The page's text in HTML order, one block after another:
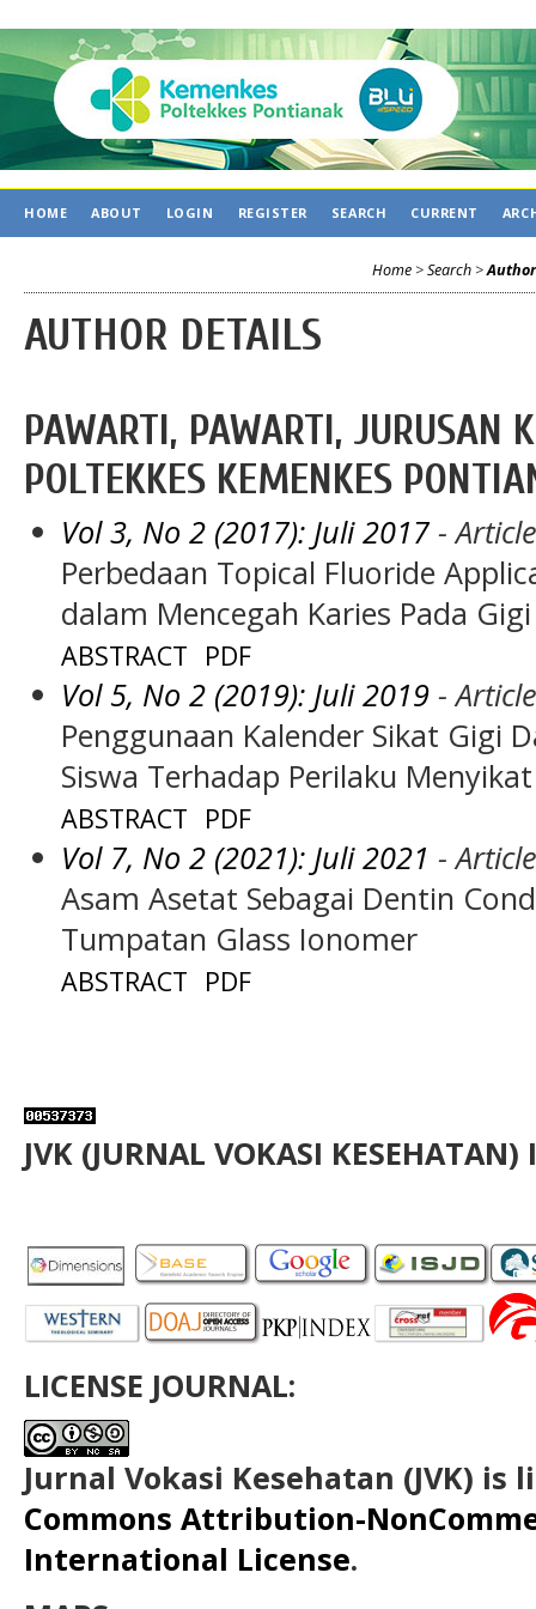
HOME ABOUT LOGIN REGISTER SEARCH CURRENT
Home >Search >
AUTHOR DETAILS
PAWARTI, PAWARTI, JURUSAN
POLTEKKES KEMENKES
Vol 3, No 2 (2017): Juli 2017-
Perbedaan Topical Fluoride
dalam Mencegah Karies Pada
ABSTRACT PDF
Vol 5, No 2 (2019): Juli 2019 -
Penggunaan Kalender Sikat Gigi
Siswa Terhadap Perilaku
ABSTRACT PDF
Vol 7, No 2 (2021): Juli 2021 -
Asam Asetat Sebagai Dentin
Tumpatan Glass Ionomer
ABSTRACT PDF
JVK (JURNAL VOKASI KESEHATAN)
LICENSE JOURNAL:
Jurnal Vokasi Kesehatan (JVK) is
Commons Attribution-
International License.